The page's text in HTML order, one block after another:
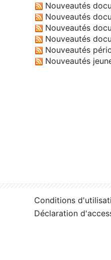
Nouveautés
Nouveautés
Nouveautés
Nouveautés
Nouveautés
Nouveautés
Conditions
Déclaration